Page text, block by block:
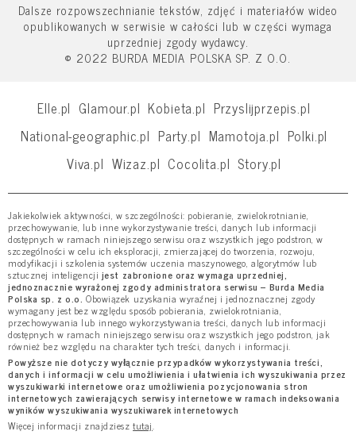
Dalsze rozpowszechnianie tekstów, zdjęć i materiałów wideo
opublikowanych w serwisie w całości lub w części wymaga
uprzedniej zgody wydawcy.
© 2022 BURDA MEDIA POLSKA SP. Z O.O.
Elle.pl Glamour.pl Kobieta.pl Przyslijprzepis.pl
National-geographic.pl Party.pl Mamotoja.pl Polki.pl
Viva.pl Wizaz.pl Cocolita.pl Story.pl
Jakiekolwiek aktywności, w szczególności: pobieranie, zwielokrotnianie,
przechowywanie, lub inne wykorzystywanie treści, danych lub informacji
dostępnych w ramach niniejszego serwisu oraz wszystkich jego podstron, w
szczególności w celu ich eksploracji, zmierzającej do tworzenia, rozwoju,
modyfikacji i szkolenia systemów uczenia maszynowego, algorytmów lub
sztucznej inteligencji jest zabronione oraz wymaga uprzedniej,
jednoznacznie wyrażonej zgody administratora serwisu – Burda Media
Polska sp. z o.o. Obowiązek uzyskania wyraźnej i jednoznacznej zgody
wymagany jest bez względu sposób pobierania, zwielokrotniania,
przechowywania lub innego wykorzystywania treści, danych lub informacji
dostępnych w ramach niniejszego serwisu oraz wszystkich jego podstron, jak
również bez względu na charakter tych treści, danych i informacji.
Powyższe nie dotyczy wyłącznie przypadków wykorzystywania treści,
danych i informacji w celu umożliwienia i ułatwienia ich wyszukiwania przez
wyszukiwarki internetowe oraz umożliwienia pozycjonowania stron
internetowych zawierających serwisy internetowe w ramach indeksowania
wyników wyszukiwania wyszukiwarek internetowych
Więcej informacji znajdziesztutaj.